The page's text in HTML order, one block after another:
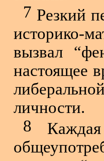
7 Резкий
историко-
вызвал
настоящее
личности.
8